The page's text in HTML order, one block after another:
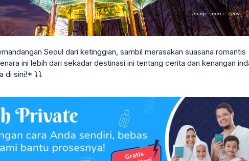
Seoul dari ketinggian, sambil merasakan suasana romantis
ini lebih dari sekadar destinasi ini tentang cerita dan kenangan
di sini!* ⤵⤵